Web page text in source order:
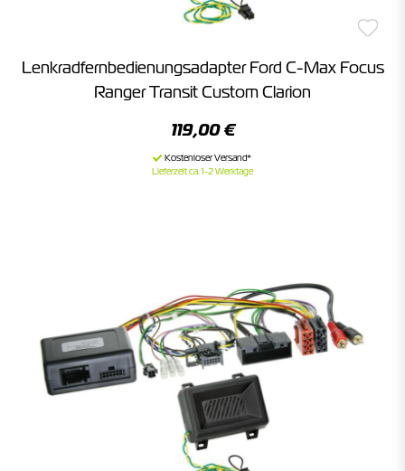
Lenkradfernbedienungsadapter Ford C-Max Focus
Ranger Transit Custom Clarion
119,00 €
Lieferzeit ca. 1-2 Werktage